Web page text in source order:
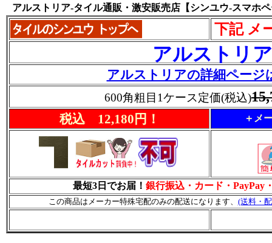
アルストリア-タイル通販・激安販売店【シンユウ-スマホ
下記 メ
アルストリア
アルストリアの詳細ページ
600角粗目1ケース定価(税込)
税込 12,180円！ ＋メ
最短3日でお届！ 銀行振込・カード・PayPay
この商品はメーカー特殊宅配のみの配送になります、 (送料・